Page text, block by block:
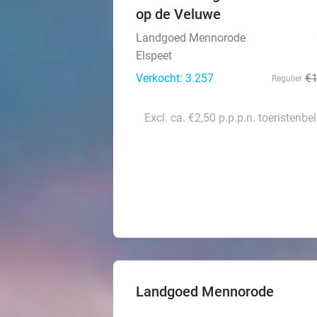
op de Veluwe
Landgoed Mennorode
Elspeet
Verkocht: 3.257
Regulier
Excl. ca. €2,50 p.p.p.n.
Landgoed Mennorode